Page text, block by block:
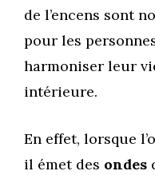
de l’encens sont
pour les
harmoniser leur
intérieure.
En effet, lorsque
il émet des ondes